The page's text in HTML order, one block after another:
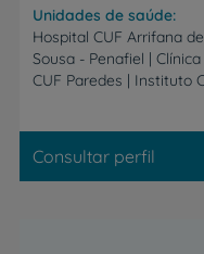
Unidades de saúde
Hospital CUF Arrifana de
Sousa - Penafiel | Clínica
Consultar perfil